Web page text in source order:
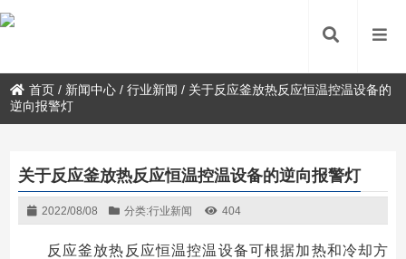
首页 / 新闻中心 /行业新闻 / 关于反应釜放热反应恒温控温设备的
逆向报警灯
关于反应釜放热反应恒温控温设备的逆向报警灯
2022/08/08 分类:行业新闻 404
反应釜放热反应恒温控温设备可根据加热和冷却方